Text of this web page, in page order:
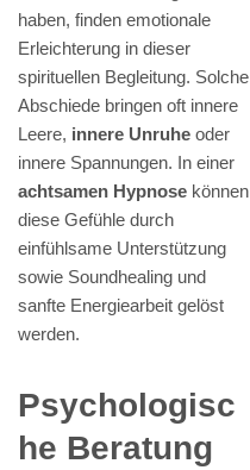
haben, finden emotionale
Erleichterung in dieser
spirituellen Begleitung. Solche
Abschiede bringen oft innere
Leere, innere Unruhe oder
innere Spannungen. In einer
achtsamen Hypnose können
diese Gefühle durch
einfühlsame Unterstützung
sowie Soundhealing und
sanfte Energiearbeit gelöst
werden.
Psychologisc
he Beratung